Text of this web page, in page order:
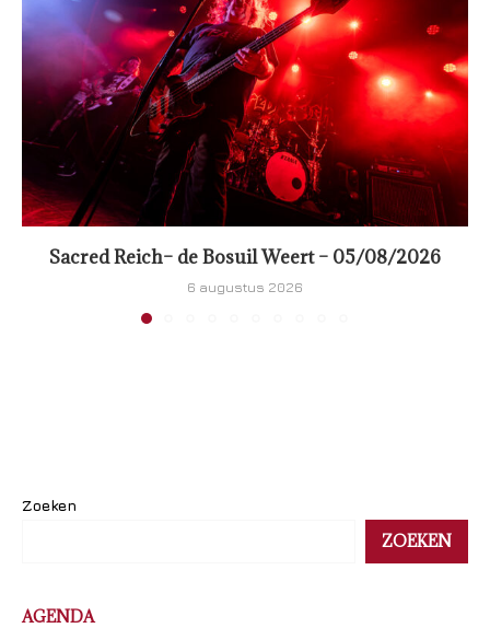
Sacred Reich– de Bosuil Weert – 05/08/2026
6 augustus 2026
Zoeken
ZOEKEN
AGENDA